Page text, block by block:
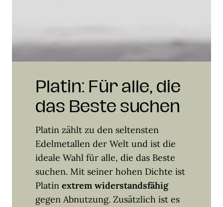
Platin: Für alle, die
das Beste suchen
Platin zählt zu den seltensten
Edelmetallen der Welt und ist die
ideale Wahl für alle, die das Beste
suchen. Mit seiner hohen Dichte ist
Platin extrem widerstandsfähig
gegen Abnutzung. Zusätzlich ist es